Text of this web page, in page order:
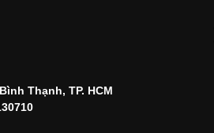
Thạnh, TP. HCM